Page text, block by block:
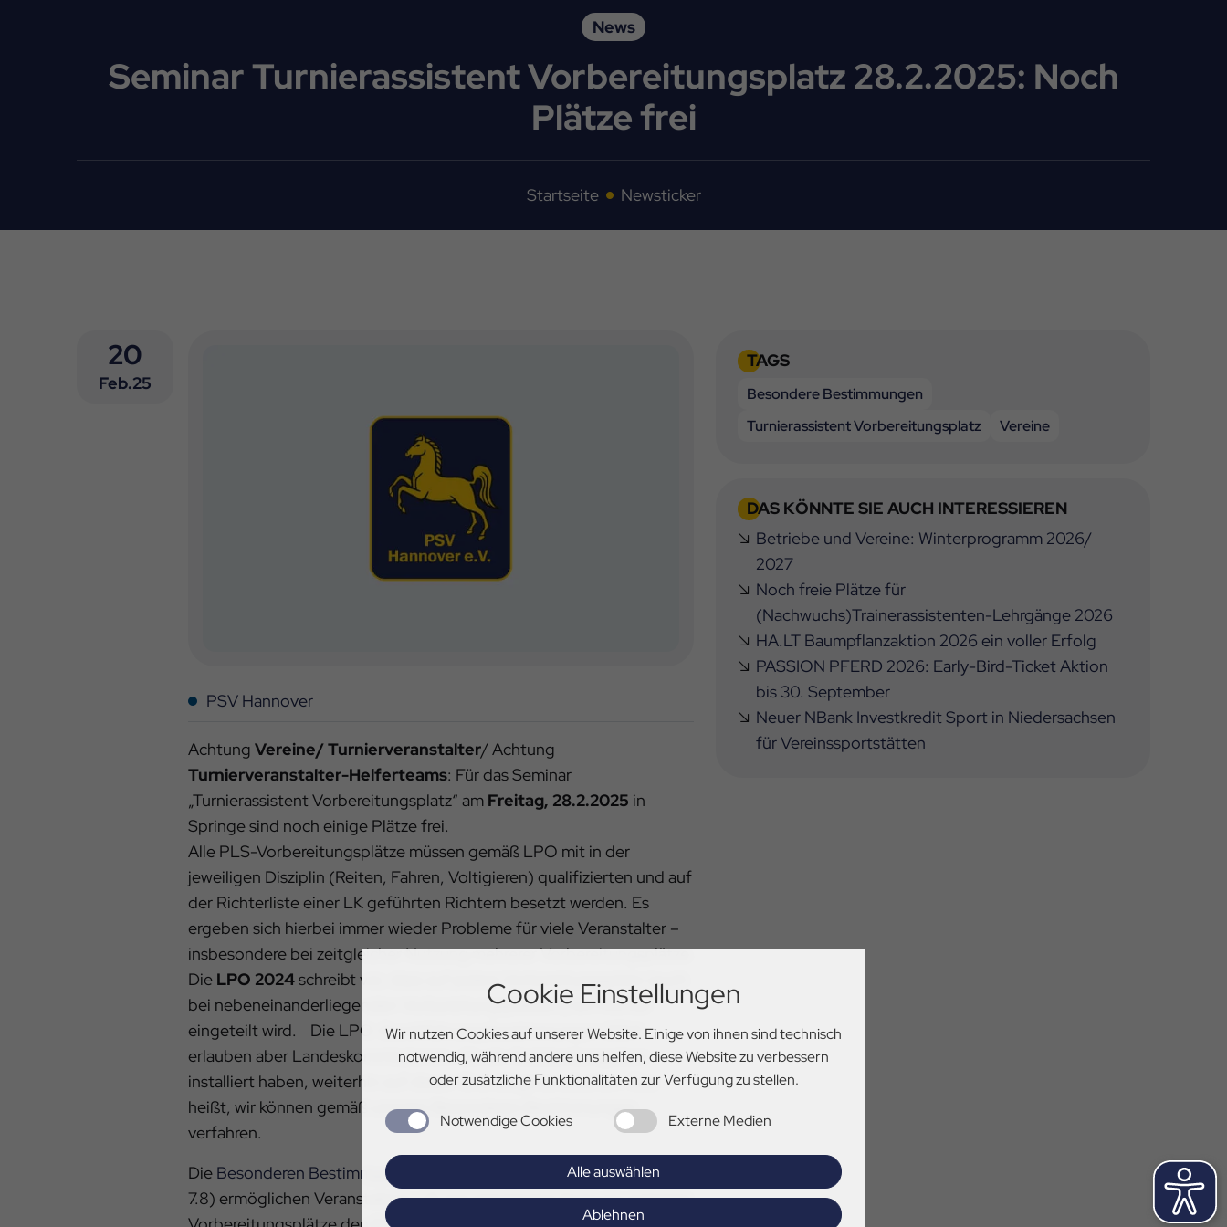
Cookie Einstellungen
Wir nutzen Cookies auf unserer Website. Einige von ihnen sind technisch
notwendig, während andere uns helfen, diese Website zu verbessern
oder zusätzliche Funktionalitäten zur Verfügung zu stellen.
Notwendige Cookies Externe Medien
Alle auswählen
Ablehnen
News
Seminar Turnierassistent Vorbereitungsplatz 28.2.2025: Noch
Plätze frei
Startseite Newsticker
20
Feb.25
PSV Hannover
Achtung Vereine/ Turnierveranstalter/ Achtung
Turnierveranstalter-Helferteams: Für das Seminar
„Turnierassistent Vorbereitungsplatz“ am Freitag, 28.2.2025 in
Springe sind noch einige Plätze frei.
Alle PLS-Vorbereitungsplätze müssen gemäß LPO mit in der
jeweiligen Disziplin (Reiten, Fahren, Voltigieren) qualifizierten und auf
der Richterliste einer LK geführten Richtern besetzt werden. Es
ergeben sich hierbei immer wieder Probleme für viele Veranstalter –
insbesondere bei zeitgleicher Nutzung mehrerer Vorbereitungsplätze.
Die LPO 2024schreibt vor, dass auf jedem Vorbereitungsplatz (auch
bei nebeneinanderliegenden Vorbereitungsplätzen!) ein Richter
eingeteilt wird. Die LPO-Durchführungsbestimmungen 2024
erlauben aber Landeskommissionen, die ein Assistentensystem
installiert haben, weiterhin auf dieser Grundlage zu arbeiten. Das
heißt, wir können gemäß unseren Besonderen Bestimmungen
verfahren.
Die Besonderen Bestimmungen der LK Hannover
2025 (Paragraph
7.8) ermöglichen Veranstaltern z.B. bei zeitgleicher Nutzung mehrerer
TAGS
Besondere Bestimmungen
Turnierassistent Vorbereitungsplatz
Vereine
DAS KÖNNTE SIE AUCH INTERESSIEREN
Betriebe und Vereine: Winterprogramm 2026/
2027
Noch freie Plätze für
(Nachwuchs)Trainerassistenten-Lehrgänge 2026
HA.LT Baumpflanzaktion 2026 ein voller Erfolg
PASSION PFERD 2026: Early-Bird-Ticket Aktion
bis 30. September
Neuer NBank Investkredit Sport in Niedersachsen
für Vereinssportstätten